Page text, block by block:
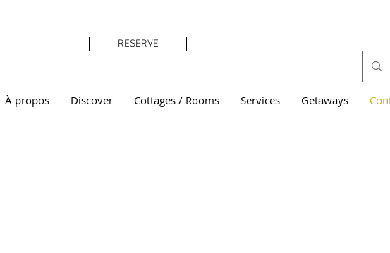
RESERVE
À propos Discover Cottages / Rooms Services Getaways